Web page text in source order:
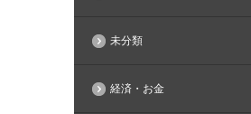
未分類
経済・お金